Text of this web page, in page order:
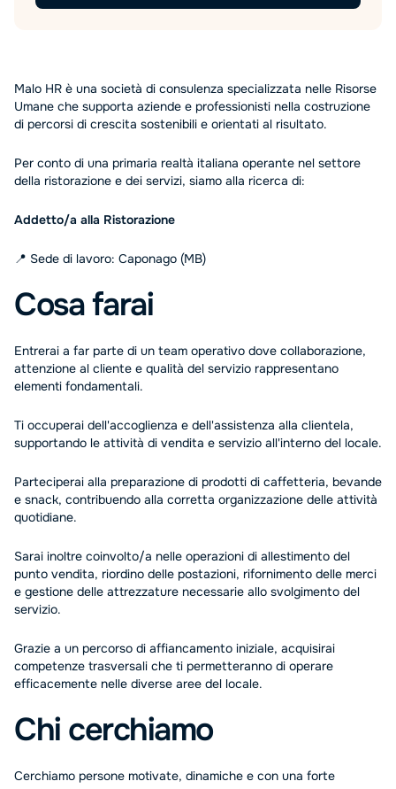
Malo HR è una società di consulenza specializzata nelle Risorse
Umane che supporta aziende e professionisti nella costruzione
di percorsi di crescita sostenibili e orientati al risultato.
Per conto di una primaria realtà italiana operante nel settore
della ristorazione e dei servizi, siamo alla ricerca di:
Addetto/a alla Ristorazione
📍 Sede di lavoro: Caponago (MB)
Cosa farai
Entrerai a far parte di un team operativo dove collaborazione,
attenzione al cliente e qualità del servizio rappresentano
elementi fondamentali.
Ti occuperai dell'accoglienza e dell'assistenza alla clientela,
supportando le attività di vendita e servizio all'interno del locale.
Parteciperai alla preparazione di prodotti di caffetteria, bevande
e snack, contribuendo alla corretta organizzazione delle attività
quotidiane.
Sarai inoltre coinvolto/a nelle operazioni di allestimento del
punto vendita, riordino delle postazioni, rifornimento delle merci
e gestione delle attrezzature necessarie allo svolgimento del
servizio.
Grazie a un percorso di affiancamento iniziale, acquisirai
competenze trasversali che ti permetteranno di operare
efficacemente nelle diverse aree del locale.
Chi cerchiamo
Cerchiamo persone motivate, dinamiche e con una forte